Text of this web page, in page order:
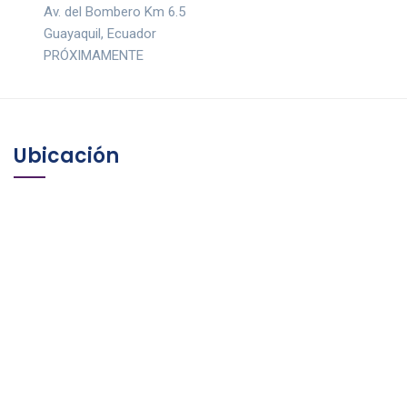
Av. del Bombero Km 6.5
Guayaquil, Ecuador
PRÓXIMAMENTE
Ubicación